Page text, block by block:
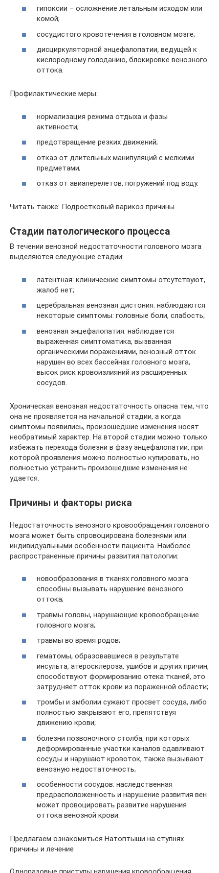
гипоксии – осложнение летальным исходом или
комой;
сосудистого кровотечения в головном мозге;
дисциркуляторной энцефалопатии, ведущей к
кислородному голоданию, блокировке венозного
оттока.
Профилактические меры:
нормализация режима отдыха и фазы
активности;
предотвращение резких движений;
отказ от длительных манипуляций с мелкими
предметами;
отказ от авиаперелетов, погружений под воду.
Читать также: Подростковый варикоз причины
Стадии патологического процесса
В течении венозной недостаточности головного мозга
выделяются следующие стадии:
латентная: клинические симптомы отсутствуют,
жалоб нет;
церебральная венозная дистония: наблюдаются
некоторые симптомы: головные боли, слабость;
венозная энцефалопатия: наблюдается
выраженная симптоматика, вызванная
органическими поражениями, венозный отток
нарушен во всех бассейнах головного мозга,
высок риск кровоизлияний из расширенных
сосудов.
Хроническая венозная недостаточность опасна тем, что
она не проявляется на начальной стадии, а когда
симптомы появились, произошедшие изменения носят
необратимый характер. На второй стадии можно только
избежать перехода болезни в фазу энцефалопатии, при
которой проявления можно полностью купировать, но
полностью устранить произошедшие изменения не
удается.
Причины и факторы риска
Недостаточность венозного кровообращения головного
мозга может быть спровоцирована болезнями или
индивидуальными особенности пациента. Наиболее
распространенные причины развития патологии:
новообразования в тканях головного мозга
способны вызывать нарушение венозного
оттока;
травмы головы, нарушающие кровообращение
головного мозга;
травмы во время родов;
гематомы, образовавшиеся в результате
инсульта, атеросклероза, ушибов и других причин,
способствуют формированию отека тканей, это
затрудняет отток крови из пораженной области;
тромбы и эмболии сужают просвет сосуда, либо
полностью закрывают его, препятствуя
движению крови;
болезни позвоночного столба, при которых
деформированные участки каналов сдавливают
сосуды и нарушают кровоток, также вызывают
венозную недостаточность;
особенности сосудов: наследственная
предрасположенность и нарушение развития вен
может провоцировать развитие нарушения
оттока венозной крови.
Предлагаем ознакомиться Натоптыши на ступнях
причины и лечение